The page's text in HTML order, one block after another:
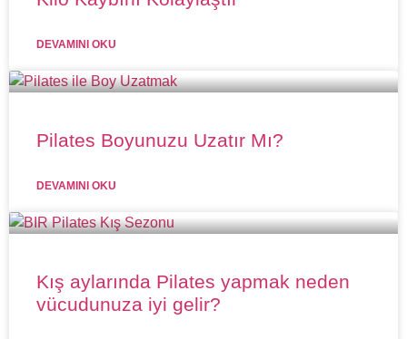
DEVAMINI OKU
Pilates Boyunuzu Uzatır Mı?
DEVAMINI OKU
Kış aylarında Pilates yapmak neden
vücudunuza iyi gelir?